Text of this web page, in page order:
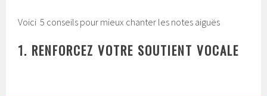
Voici 5 conseils pour mieux chanter les notes aiguës
1. RENFORCEZ VOTRE SOUTIENT VOCALE